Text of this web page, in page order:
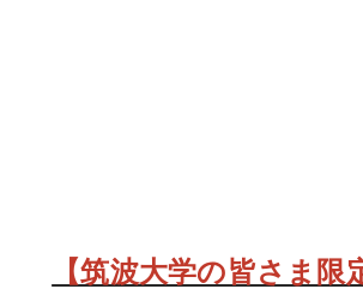
【筑波大学の皆さま